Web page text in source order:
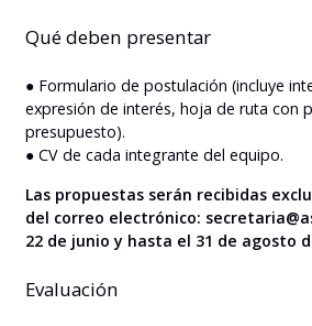
Qué deben presentar
● Formulario de postulación (incluye
expresión de interés, hoja de ruta con
presupuesto).
● CV de cada integrante del equipo.
Las propuestas serán recibidas
del correo electrónico:
22 de junio y hasta el 31 de agosto
Evaluación